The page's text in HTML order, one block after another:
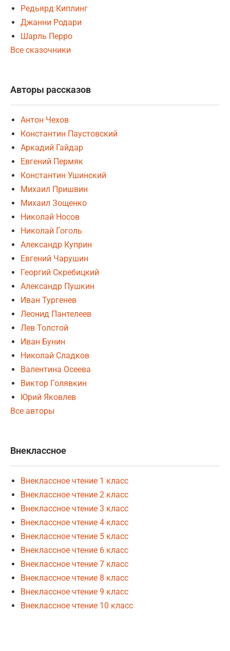
Редьярд Киплинг
Джанни Родари
Шарль Перро
Все сказочники
Авторы рассказов
Антон Чехов
Константин Паустовский
Аркадий Гайдар
Евгений Пермяк
Константин Ушинский
Михаил Пришвин
Михаил Зощенко
Николай Носов
Николай Гоголь
Александр Куприн
Евгений Чарушин
Георгий Скребицкий
Александр Пушкин
Иван Тургенев
Леонид Пантелеев
Лев Толстой
Иван Бунин
Николай Сладков
Валентина Осеева
Виктор Голявкин
Юрий Яковлев
Все авторы
Внеклассное
Внеклассное чтение 1 класс
Внеклассное чтение 2 класс
Внеклассное чтение 3 класс
Внеклассное чтение 4 класс
Внеклассное чтение 5 класс
Внеклассное чтение 6 класс
Внеклассное чтение 7 класс
Внеклассное чтение 8 класс
Внеклассное чтение 9 класс
Внеклассное чтение 10 класс